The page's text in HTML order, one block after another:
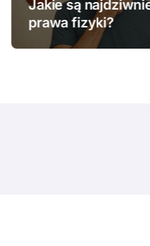
Jakie są
prawa fizyki?